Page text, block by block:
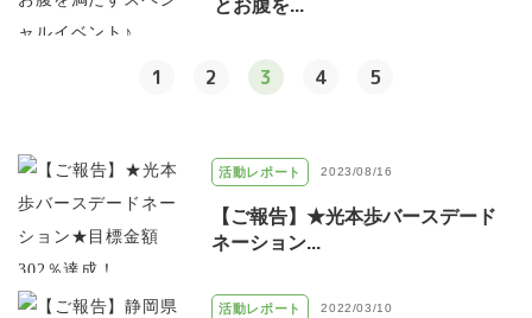
とお腹を...
1 2 3 4 5
活動レポート 2023/08/16
【ご報告】★光本歩バースデード
ネーション...
活動レポート 2022/03/10